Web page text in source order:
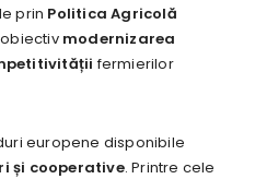
prin Politica Agricolă
modernizarea
fermierilor
europene disponibile
și cooperative. Printre cele